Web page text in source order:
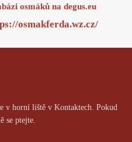
osmáků na degus.eu
osmakferda.wz.cz/
v horní liště v Kontaktech. Pokud
se ptejte.